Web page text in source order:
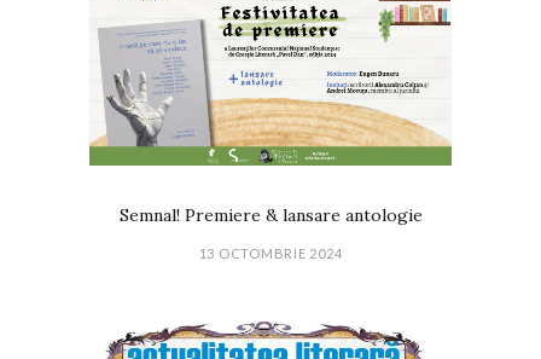
Semnal! Premiere & lansare antologie
13 OCTOMBRIE 2024